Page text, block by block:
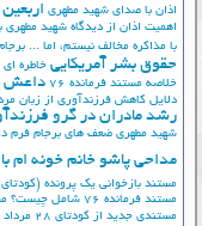
اذان با صدای شهید مطهری اربعین
اهمیت اذان از دیدگاه شهید مطهری
با مذاکره مخالف نیستم، اما ...
حقوق بشر آمریکایی خاطره
خلاصه مستند فرمانده 76
داعش
دلایل کاهش فرزندآوری از زبان
رشد مادران در گرو
شهید مطهری ضعف های برجام فرم
مداحی پاشو خانم خونه ام
مستند بازخوانی یک پرونده (کودتای 28 مرداد)
مستند فرمانده 76 شامل چیست؟
مستندی جدید از کودتای 28 مرداد